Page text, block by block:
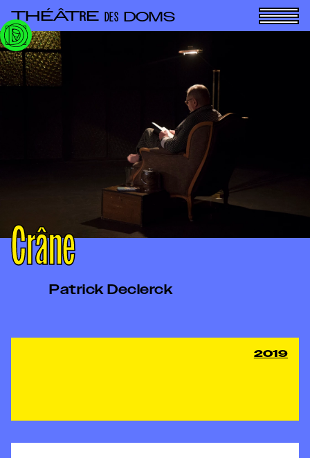
THÉÂTRE DES DOMS
Crâne
Patrick Declerck
2019
Panneau de gestion des cookies